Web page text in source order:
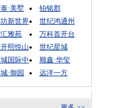
·美墅
铂铭郡
新世界
世纪鸿通州
雅苑
万科首开台
熙悦山
世纪星城
国际中
顺鑫·华玺
·御园
远洋一方